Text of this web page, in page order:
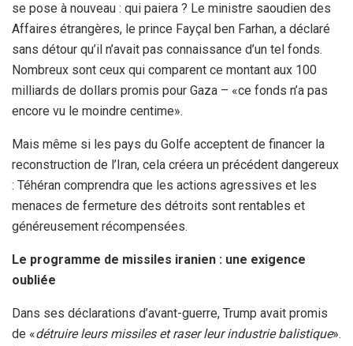
se pose à nouveau : qui paiera ? Le ministre saoudien des
Affaires étrangères, le prince Fayçal ben Farhan, a déclaré
sans détour qu’il n’avait pas connaissance d’un tel fonds.
Nombreux sont ceux qui comparent ce montant aux 100
milliards de dollars promis pour Gaza – «ce fonds n’a pas
encore vu le moindre centime».
Mais même si les pays du Golfe acceptent de financer la
reconstruction de l’Iran, cela créera un précédent dangereux
: Téhéran comprendra que les actions agressives et les
menaces de fermeture des détroits sont rentables et
généreusement récompensées.
Le programme de missiles iranien : une exigence
oubliée
Dans ses déclarations d’avant-guerre, Trump avait promis
de «détruire leurs missiles et raser leur industrie balistique».